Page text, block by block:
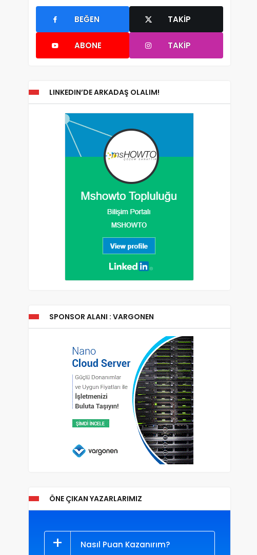
BEĞEN TAKIP
ABONE TAKIP
LINKEDIN’DE ARKADAŞ OLALIM!
SPONSOR ALANI : VARGONEN
ÖNE ÇIKAN YAZARLARIMIZ
Nasıl Puan Kazanırım?